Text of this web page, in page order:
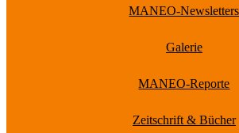
MANEO-Newsletters
Galerie
MANEO-Reporte
Zeitschrift & Bücher